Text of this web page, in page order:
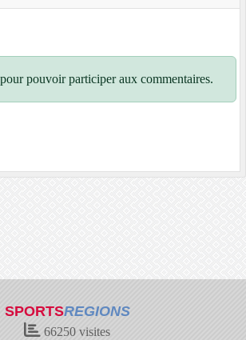
pour pouvoir participer aux commentaires.
SPORTSREGIONS
66250 visites